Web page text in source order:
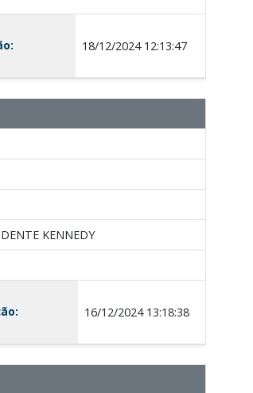
18/12/2024 12:13:47
KENNEDY
16/12/2024 13:18:38